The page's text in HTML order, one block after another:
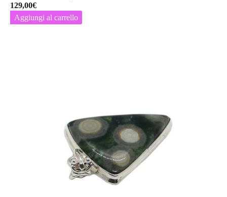
129,00€
Aggiungi al carrello